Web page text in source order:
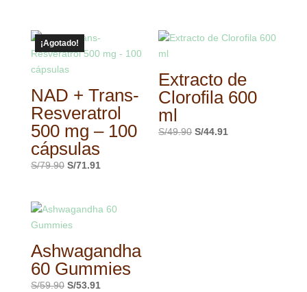
S/49.90.S/44.91.
era:
es:
¡Agotado!
NAD + Trans-
Resveratrol
500 mg – 100
cápsulas
S/79.90 El
era:
S/79.90.
S/71.91El
es:
Extracto de
Clorofila 600
ml
S/49.90 El
S/44.91El
Ashwagandha
60 Gummies
S/59.90 El
S/53.91El